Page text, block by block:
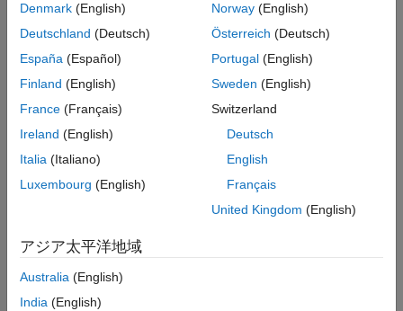
Computing Toolbox™ installed and enable theAutomatically
create a parallel pool (if one doesn't already exist) when
parallel keywords (e.g. parfor) are executed option, the test
Command Window.
See Also
Virtual Vehicle Composer
Build and Operate Virtual Vehicle
Virtual Vehicle Concepts and Terminology
Denmark (English)
Deutschland (Deutsch)
España (Español)
Finland (English)
France (Français)
Ireland (English)
Italia (Italiano)
Luxembourg (English)
Norway(English)
Österreich (Deutsch)
Portugal(English)
Sweden (English)
Switzerland
Deutsch
English
Français
United Kingdom (English)
アジア太平洋地域
Australia (English)
India (English)